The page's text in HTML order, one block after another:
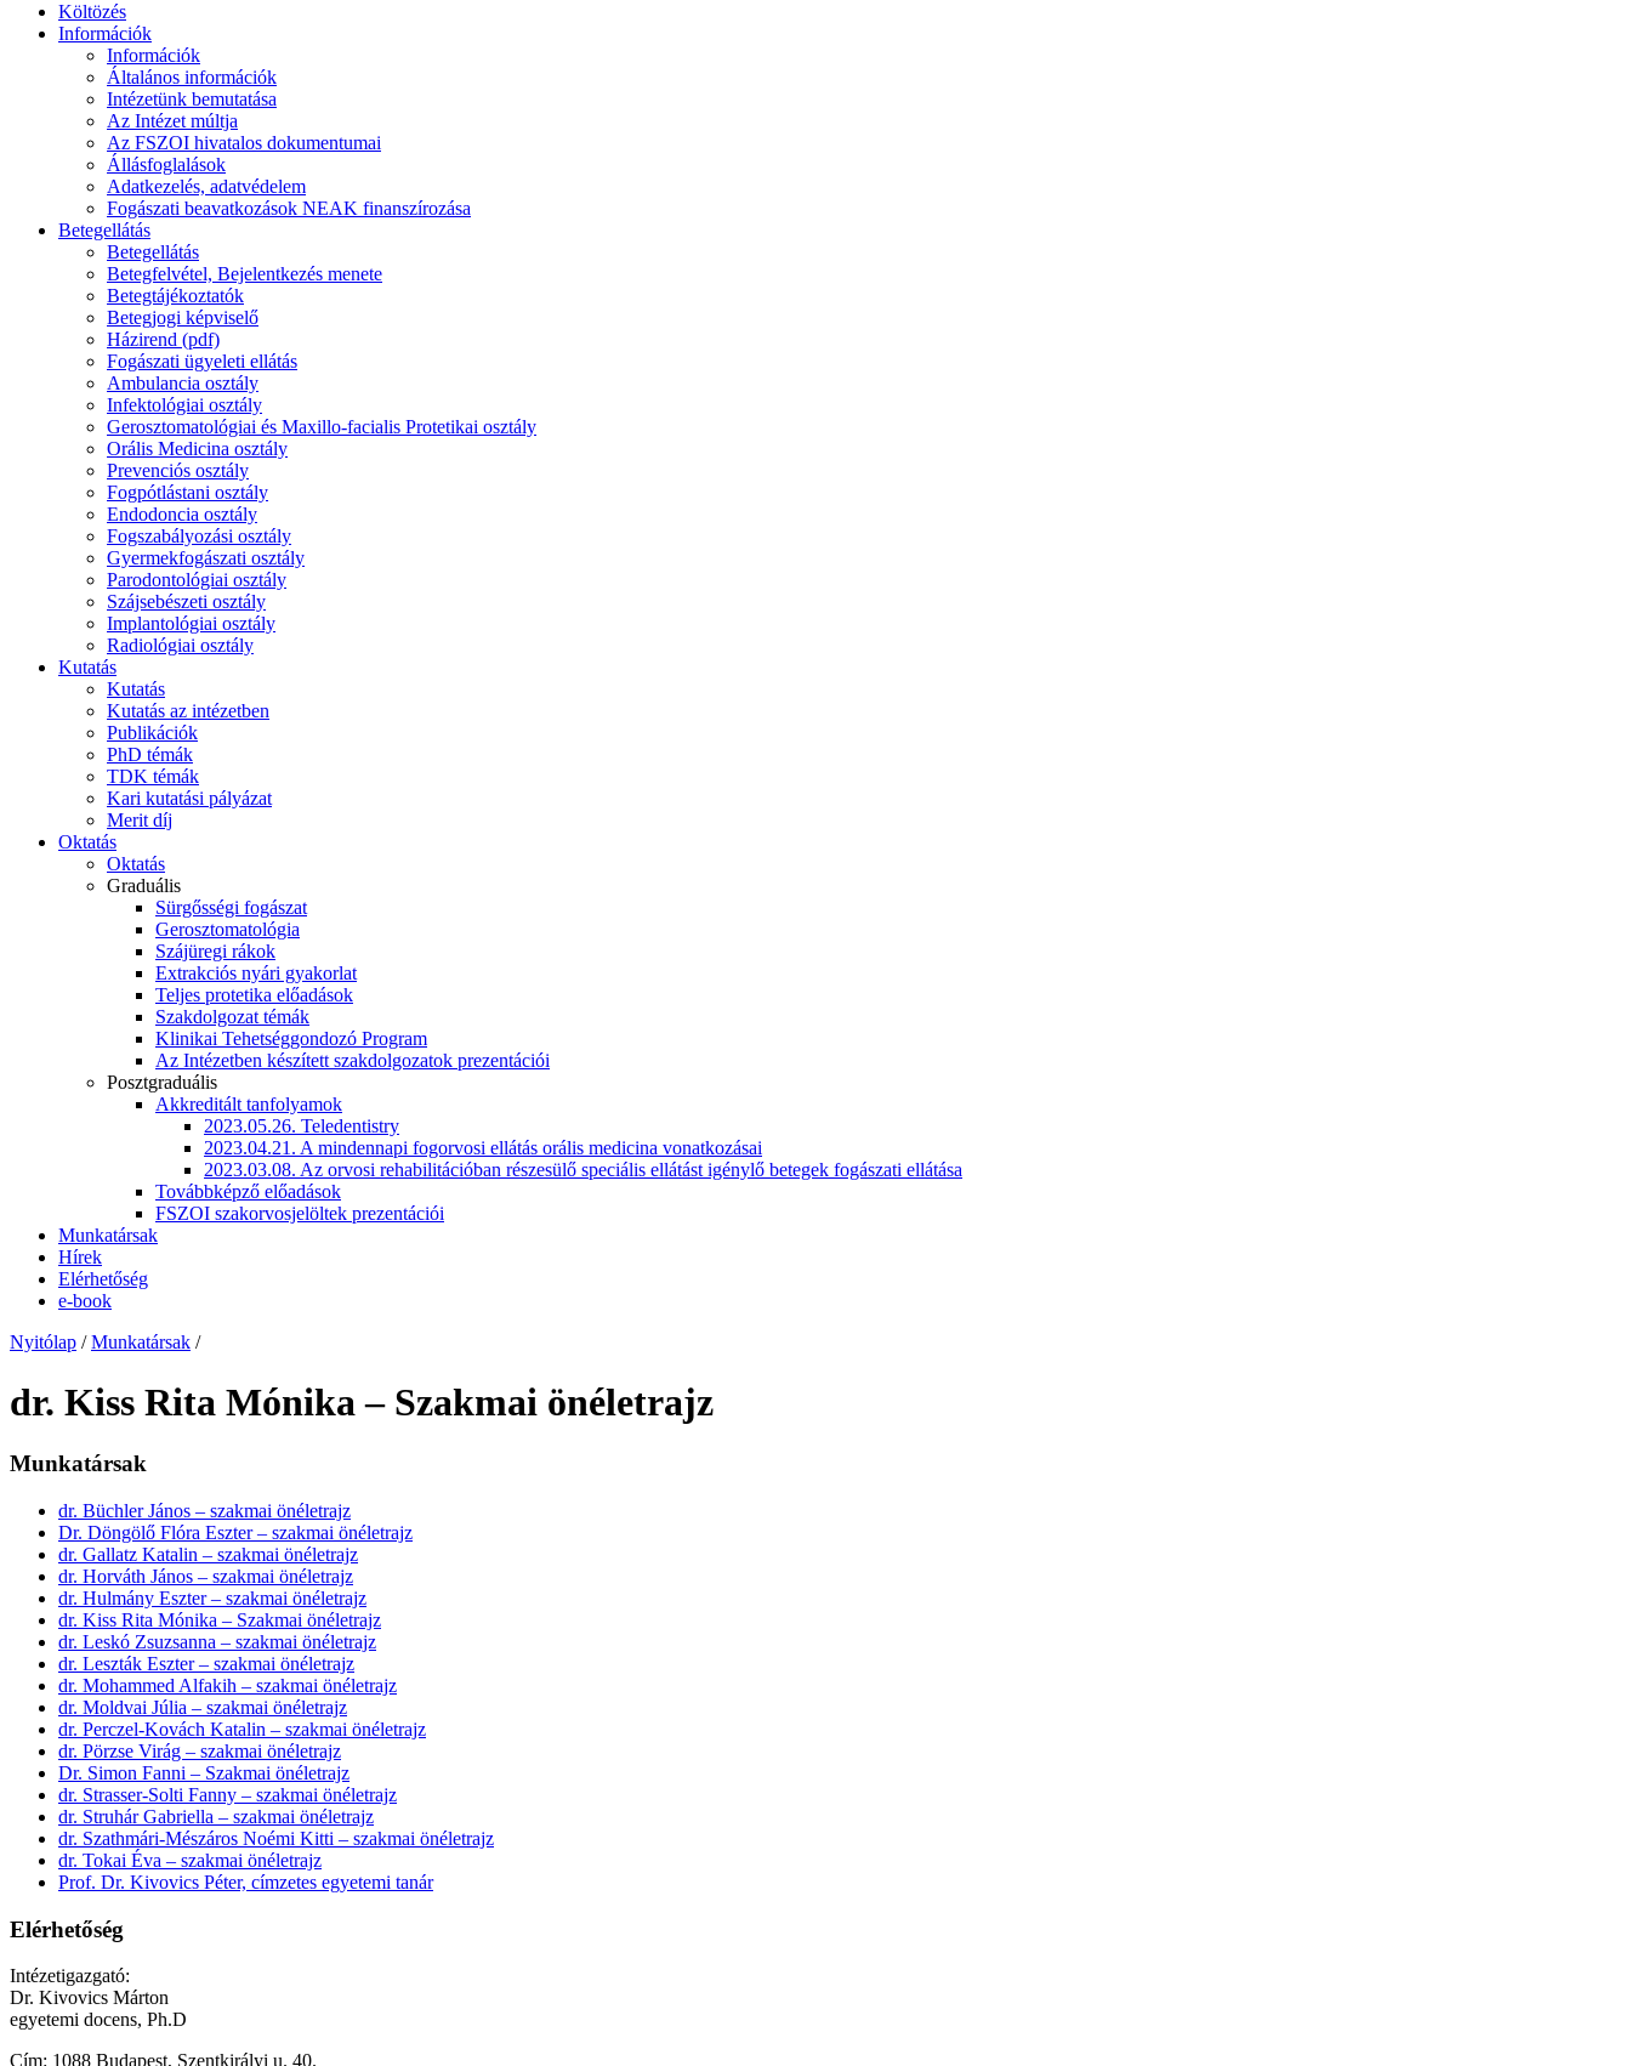
Költözés
Információk
Információk
Általános információk
Intézetünk bemutatása
Az Intézet múltja
Az FSZOI hivatalos dokumentumai
Állásfoglalások
Adatkezelés, adatvédelem
Fogászati beavatkozások NEAK finanszírozása
Betegellátás
Betegellátás
Betegfelvétel, Bejelentkezés menete
Betegtájékoztatók
Betegjogi képviselő
Házirend (pdf)
Fogászati ügyeleti ellátás
Ambulancia osztály
Infektológiai osztály
Gerosztomatológiai és Maxillo-facialis Protetikai osztály
Orális Medicina osztály
Prevenciós osztály
Fogpótlástani osztály
Endodoncia osztály
Fogszabályozási osztály
Gyermekfogászati osztály
Parodontológiai osztály
Szájsebészeti osztály
Implantológiai osztály
Radiológiai osztály
Kutatás
Kutatás
Kutatás az intézetben
Publikációk
PhD témák
TDK témák
Kari kutatási pályázat
Merit díj
Oktatás
Oktatás
Graduális
Sürgősségi fogászat
Gerosztomatológia
Szájüregi rákok
Extrakciós nyári gyakorlat
Teljes protetika előadások
Szakdolgozat témák
Klinikai Tehetséggondozó Program
Az Intézetben készített szakdolgozatok prezentációi
Posztgraduális
Akkreditált tanfolyamok
2023.05.26. Teledentistry
2023.04.21. A mindennapi fogorvosi ellátás orális medicina vonatkozásai
2023.03.08. Az orvosi rehabilitációban részesülő speciális ellátást igénylő betegek fogászati ellátása
Továbbképző előadások
FSZOI szakorvosjelöltek prezentációi
Munkatársak
Hírek
Elérhetőség
e-book
Nyitólap / Munkatársak /
dr. Kiss Rita Mónika – Szakmai önéletrajz
Munkatársak
dr. Büchler János – szakmai önéletrajz
Dr. Döngölő Flóra Eszter – szakmai önéletrajz
dr. Gallatz Katalin – szakmai önéletrajz
dr. Horváth János – szakmai önéletrajz
dr. Hulmány Eszter – szakmai önéletrajz
dr. Kiss Rita Mónika – Szakmai önéletrajz
dr. Leskó Zsuzsanna – szakmai önéletrajz
dr. Leszták Eszter – szakmai önéletrajz
dr. Mohammed Alfakih – szakmai önéletrajz
dr. Moldvai Júlia – szakmai önéletrajz
dr. Perczel-Kovách Katalin – szakmai önéletrajz
dr. Pörzse Virág – szakmai önéletrajz
Dr. Simon Fanni – Szakmai önéletrajz
dr. Strasser-Solti Fanny – szakmai önéletrajz
dr. Struhár Gabriella – szakmai önéletrajz
dr. Szathmári-Mészáros Noémi Kitti – szakmai önéletrajz
dr. Tokai Éva – szakmai önéletrajz
Prof. Dr. Kivovics Péter, címzetes egyetemi tanár
Elérhetőség
Intézetigazgató:
Dr. Kivovics Márton
egyetemi docens, Ph.D
Cím: 1088 Budapest, Szentkirályi u. 40.